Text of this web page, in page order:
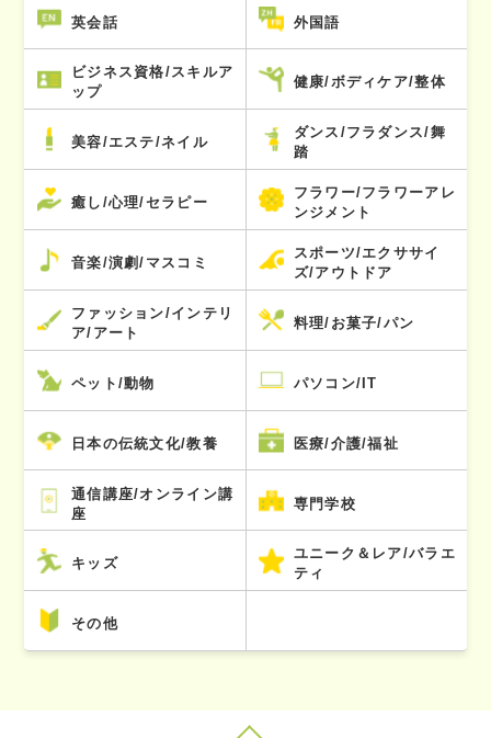
英会話 外国語
ビジネス資格/スキルア
ップ
健康/ボディケア/整体
美容/エステ/ネイル
ダンス/フラダンス/舞
踏
癒し/心理/セラピー
フラワー/フラワーアレ
ンジメント
音楽/演劇/マスコミ
スポーツ/エクササイ
ズ/アウトドア
ファッション/インテリ
ア/アート
料理/お菓子/パン
ペット/動物 パソコン/IT
日本の伝統文化/教養 医療/介護/福祉
通信講座/オンライン講
座
専門学校
キッズ
ユニーク＆レア/バラエ
ティ
その他